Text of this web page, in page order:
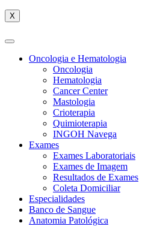
X
Oncologia e Hematologia
Oncologia
Hematologia
Cancer Center
Mastologia
Crioterapia
Quimioterapia
INGOH Navega
Exames
Exames Laboratoriais
Exames de Imagem
Resultados de Exames
Coleta Domiciliar
Especialidades
Banco de Sangue
Anatomia Patológica